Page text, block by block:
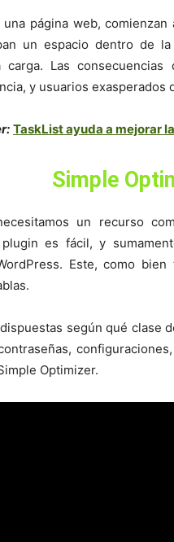
página web,
un espacio dentro de
carga. Las
y usuarios exasperados
TaskList ayuda a mejorar
Simple
un recurso
es fácil, y
Este, como
según qué clase
Optimizer.